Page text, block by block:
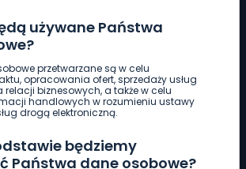
używane Państwa
przetwarzane są w celu
opracowania ofert, sprzedaży usług
biznesowych, a także w celu
handlowych w rozumieniu ustawy
drogą elektroniczną.
będziemy
Państwa dane osobowe?